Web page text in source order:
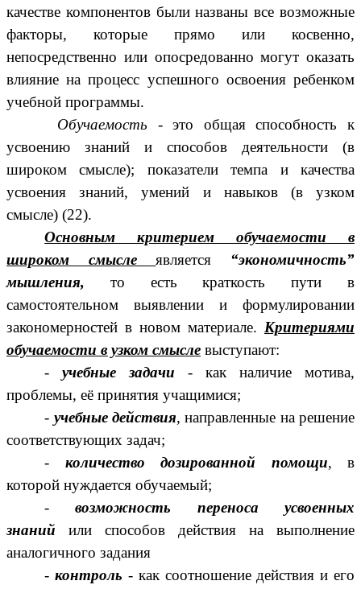
качестве компонентов были названы все возможные
факторы, которые прямо или косвенно,
непосредственно или опосредованно могут оказать
влияние на процесс успешного освоения ребенком
учебной программы.
Обучаемость -это общая способность к
усвоению знаний и способов деятельности (в
широком смысле); показатели темпа и качества
усвоения знаний, умений и навыков (в узком
смысле) (22).
Основным критерием обучаемости в
широком смыслеявляется “экономичность”
мышления, то есть краткость пути в
самостоятельном выявлении и формулировании
закономерностей в новом материале. Критериями
обучаемости в узком смысле выступают:
-учебные задачи - как наличие мотива,
проблемы, её принятия учащимися;
- учебные действия, направленные на решение
соответствующих задач;
- количество дозированной помощи, в
которой нуждается обучаемый;
-возможность переноса усвоенных
знаний или способов действия на выполнение
аналогичного задания
-контроль - как соотношение действия и его